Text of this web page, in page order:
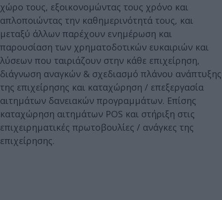
χώρο τους, εξοικονομώντας τους χρόνο και
απλοποιώντας την καθημερινότητά τους, και
μεταξύ άλλων παρέχουν ενημέρωση και
παρουσίαση των χρηματοδοτικών ευκαιριών και
λύσεων που ταιριάζουν στην κάθε επιχείρηση,
διάγνωση αναγκών & σχεδιασμό πλάνου ανάπτυξης
της επιχείρησης και καταχώρηση / επεξεργασία
αιτημάτων δανειακών προγραμμάτων. Επίσης
καταχώρηση αιτημάτων POS και στήριξη στις
επιχειρηματικές πρωτοβουλίες / ανάγκες της
επιχείρησης.